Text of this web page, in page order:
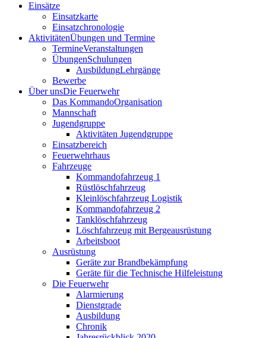
Einsätze
Einsatzkarte
Einsatzchronologie
AktivitätenÜbungen und Termine
TermineVeranstaltungen
ÜbungenSchulungen
AusbildungLehrgänge
Bewerbe
Über unsDie Feuerwehr
Das KommandoOrganisation
Mannschaft
Jugendgruppe
Aktivitäten Jugendgruppe
Einsatzbereich
Feuerwehrhaus
Fahrzeuge
Kommandofahrzeug 1
Rüstlöschfahrzeug
Kleinlöschfahrzeug Logistik
Kommandofahrzeug 2
Tanklöschfahrzeug
Löschfahrzeug mit Bergeausrüstung
Arbeitsboot
Ausrüstung
Geräte zur Brandbekämpfung
Geräte für die Technische Hilfeleistung
Die Feuerwehr
Alarmierung
Dienstgrade
Ausbildung
Chronik